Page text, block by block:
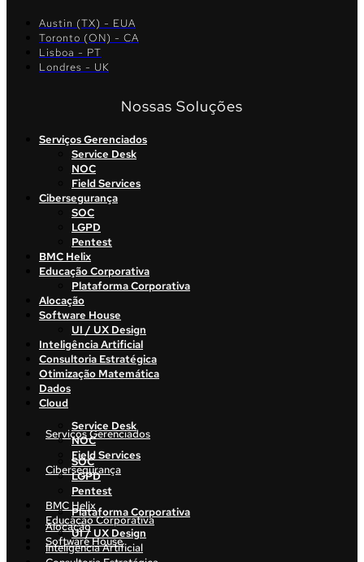
Austin (TX) - EUA
Toronto (ON) - CA
Lisboa - PT
Londres - UK
Nossas Soluções
Serviços Gerenciados
Service Desk
NOC
Field Services
Cibersegurança
SOC
LGPD
Pentest
BMC Helix
Educação Corporativa
Plataforma Corporativa
Alocação
Software House
UI / UX Design
Inteligência Artificial
Consultoria Estratégica
Otimização Matemática
Dados
Cloud
Serviços Gerenciados
Service Desk
NOC
Field Services
Cibersegurança
SOC
LGPD
Pentest
BMC Helix
Educação Corporativa
Plataforma Corporativa
Alocação
Software House
UI / UX Design
Inteligência Artificial